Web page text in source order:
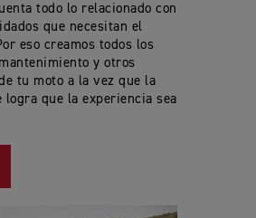
todo lo relacionado con
que necesitan el
eso creamos todos los
y otros
tu moto a la vez que la
logra que la experiencia sea